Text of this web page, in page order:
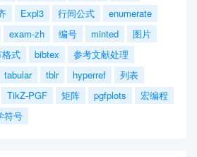
Expl3 行间公式
enumerate
exam-zh 编号 minted
图片
式 bibtex
参考文献处理
tabular tblr hyperref
列表
TikZ-PGF 矩阵 pgfplots
宏编程
符号